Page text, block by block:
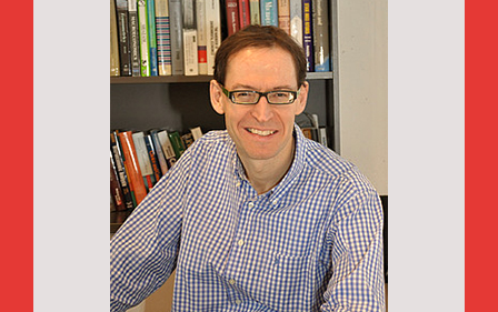
Robert Hill,Univ.-Prof. PhD
Scientific support